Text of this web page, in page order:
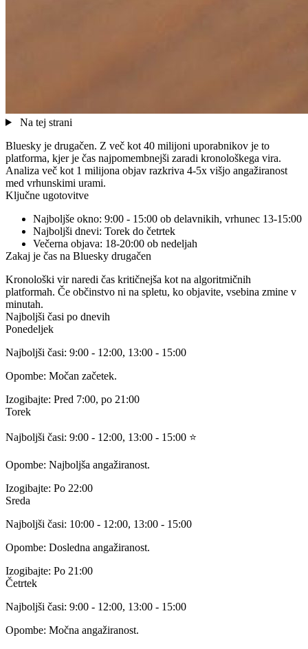
Na tej strani
Bluesky je drugačen. Z več kot 40 milijoni uporabnikov je to
platforma, kjer je čas najpomembnejši zaradi kronološkega vira.
Analiza več kot 1 milijona objav razkriva 4-5x višjo angažiranost
med vrhunskimi urami.
Ključne ugotovitve
Najboljše okno: 9:00 - 15:00 ob delavnikih, vrhunec 13-15:00
Najboljši dnevi: Torek do četrtek
Večerna objava: 18-20:00 ob nedeljah
Zakaj je čas na Bluesky drugačen
Kronološki vir naredi čas kritičnejša kot na algoritmičnih
platformah. Če občinstvo ni na spletu, ko objavite, vsebina zmine v
minutah.
Najboljši časi po dnevih
Ponedeljek
Najboljši časi: 9:00 - 12:00, 13:00 - 15:00
Opombe: Močan začetek.
Izogibajte: Pred 7:00, po 21:00
Torek
Najboljši časi: 9:00 - 12:00, 13:00 - 15:00 ⭐
Opombe: Najboljša angažiranost.
Izogibajte: Po 22:00
Sreda
Najboljši časi: 10:00 - 12:00, 13:00 - 15:00
Opombe: Dosledna angažiranost.
Izogibajte: Po 21:00
Četrtek
Najboljši časi: 9:00 - 12:00, 13:00 - 15:00
Opombe: Močna angažiranost.